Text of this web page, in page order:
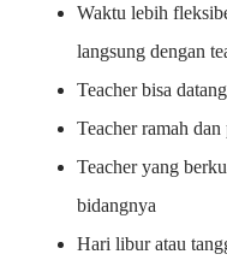
Waktu lebih
langsung dengan
Teacher bisa
Teacher ramah
Teacher yang
bidangnya
Hari libur atau